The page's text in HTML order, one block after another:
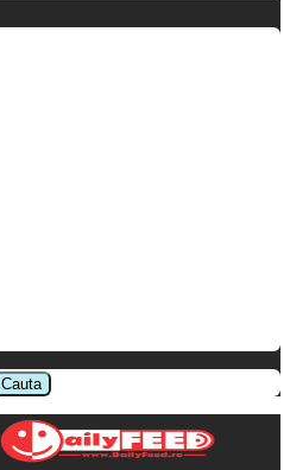
Cauta